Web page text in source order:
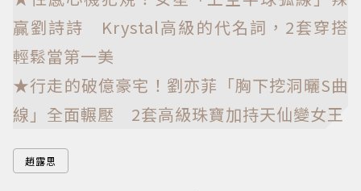
贏劉詩詩 Krystal高級的代名詞，2套穿搭
輕鬆當第一美
★行走的破億豪宅！劉亦菲「胸下挖洞曬S曲
線」全面輾壓 2套高級珠寶加持天仙變女王
趙露思